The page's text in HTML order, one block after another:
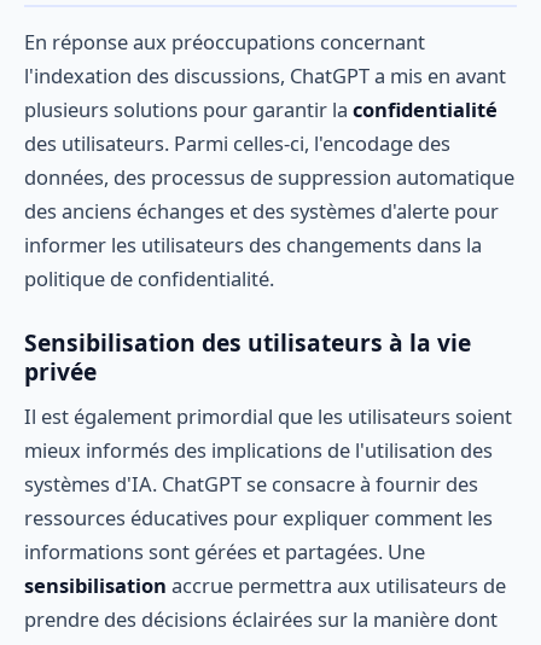
En réponse aux préoccupations concernant
l'indexation des discussions, ChatGPT a mis en avant
plusieurs solutions pour garantir la confidentialité
des utilisateurs. Parmi celles-ci, l'encodage des
données, des processus de suppression automatique
des anciens échanges et des systèmes d'alerte pour
informer les utilisateurs des changements dans la
politique de confidentialité.
Sensibilisation des utilisateurs à la vie
privée
Il est également primordial que les utilisateurs soient
mieux informés des implications de l'utilisation des
systèmes d'IA. ChatGPT se consacre à fournir des
ressources éducatives pour expliquer comment les
informations sont gérées et partagées. Une
sensibilisation accrue permettra aux utilisateurs de
prendre des décisions éclairées sur la manière dont